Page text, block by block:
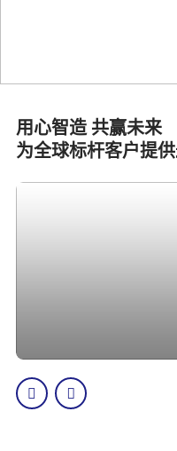
用心智造 共赢未来
为全球标杆客户提